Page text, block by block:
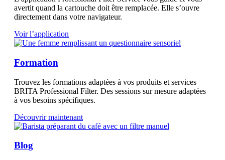
avertit quand la cartouche doit être remplacée. Elle s’ouvre
directement dans votre navigateur.
Voir l’application
Formation
Trouvez les formations adaptées à vos produits et services
BRITA Professional Filter. Des sessions sur mesure adaptées
à vos besoins spécifiques.
Découvrir maintenant
Blog